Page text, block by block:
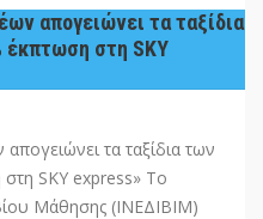
απογειώνει τα ταξίδια
στη SKY
τα ταξίδια των
SKY express» Το
Μάθησης (ΙΝΕΔΙΒΙΜ)